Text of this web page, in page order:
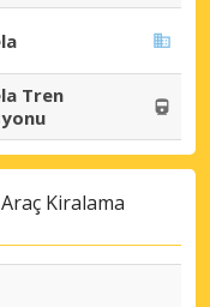
Tren
Kiralama